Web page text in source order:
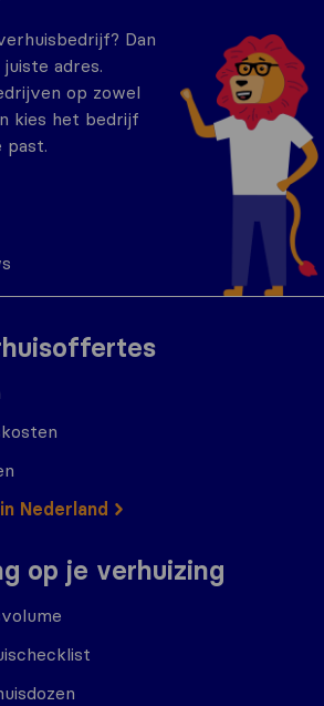
Nederland
op je verhuizing
Dan
adres.
op zowel
kies het bedrijf
past.